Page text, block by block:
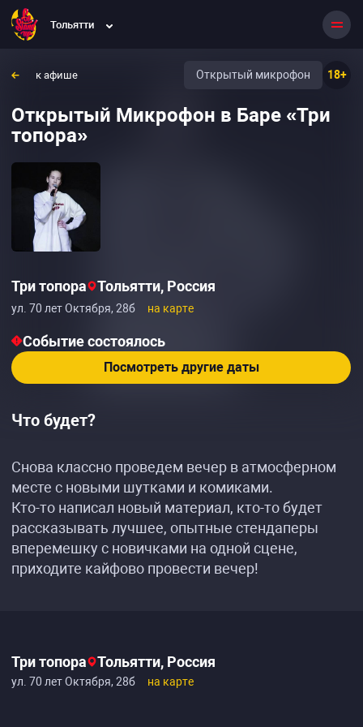
Тольятти
к афише 18+
Открытый микрофон
Открытый Микрофон в Баре «Три
топора»
Три топора Тольятти, Россия
ул. 70 лет Октября, 28б на карте
Событие состоялось
Посмотреть другие даты
Что будет?
Снова классно проведем вечер в атмосферном
месте с новыми шутками и комиками.
Кто-то написал новый материал, кто-то будет
рассказывать лучшее, опытные стендаперы
вперемешку с новичками на одной сцене,
приходите кайфово провести вечер!
Три топора Тольятти, Россия
ул. 70 лет Октября, 28б на карте